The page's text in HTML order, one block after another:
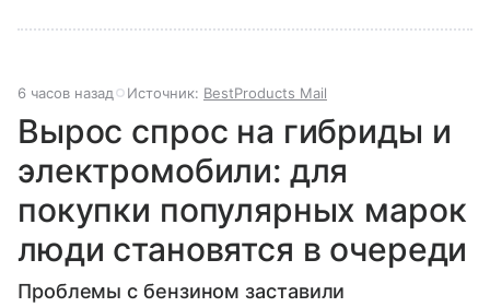
6 часов назад Источник: BestProducts Mail
Вырос спрос на гибриды и
электромобили: для
покупки популярных марок
люди становятся в очереди
Проблемы с бензином заставили